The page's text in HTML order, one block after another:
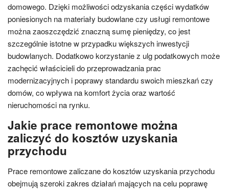
domowego. Dzięki możliwości odzyskania części wydatków
poniesionych na materiały budowlane czy usługi remontowe
można zaoszczędzić znaczną sumę pieniędzy, co jest
szczególnie istotne w przypadku większych inwestycji
budowlanych. Dodatkowo korzystanie z ulg podatkowych może
zachęcić właścicieli do przeprowadzania prac
modernizacyjnych i poprawy standardu swoich mieszkań czy
domów, co wpływa na komfort życia oraz wartość
nieruchomości na rynku.
Jakie prace remontowe można
zaliczyć do kosztów uzyskania
przychodu
Prace remontowe zaliczane do kosztów uzyskania przychodu
obejmują szeroki zakres działań mających na celu poprawę